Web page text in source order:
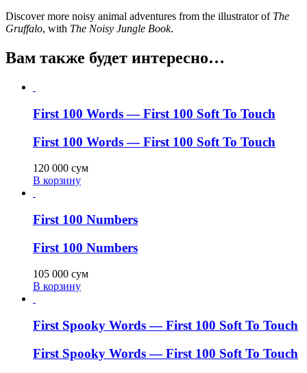
Discover more noisy animal adventures from the illustrator ofThe
Gruffalo, with The Noisy Jungle Book.
Вам также будет интересно…
First 100 Words — First 100 Soft To Touch
First 100 Words — First 100 Soft To Touch
120 000 сум
В корзину
First 100 Numbers
First 100 Numbers
105 000 сум
В корзину
First Spooky Words — First 100 Soft To Touch
First Spooky Words — First 100 Soft To Touch